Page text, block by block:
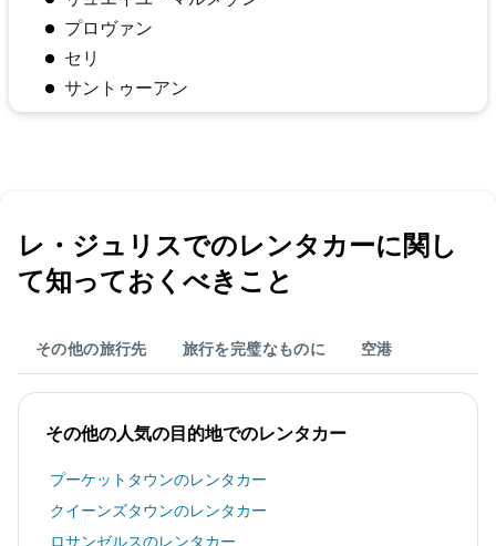
プロヴァン
セリ
サントゥーアン
レ・ジュリス​でのレンタカーに関し
て知っておくべきこと
その他の旅行先 旅行を完璧なものに 空港
その他の人気の目的地でのレンタカー
プーケットタウンのレンタカー
クイーンズタウンのレンタカー
ロサンゼルスのレンタカー